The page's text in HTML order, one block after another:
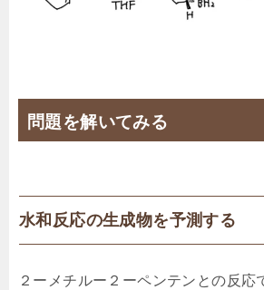
問題を解いてみる
水和反応の生成物を予測する
２ーメチルー２ーペンテンとの反応